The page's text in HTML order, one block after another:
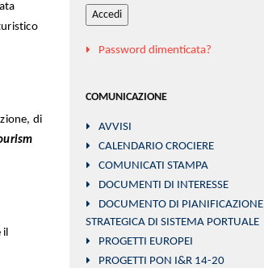
di
il
Accedi
Password dimenticata?
COMUNICAZIONE
AVVISI
CALENDARIO CROCIERE
COMUNICATI STAMPA
DOCUMENTI DI INTERESSE
DOCUMENTO DI PIANIFICAZIONE
STRATEGICA DI SISTEMA PORTUALE
PROGETTI EUROPEI
PROGETTI PON I&R 14-20